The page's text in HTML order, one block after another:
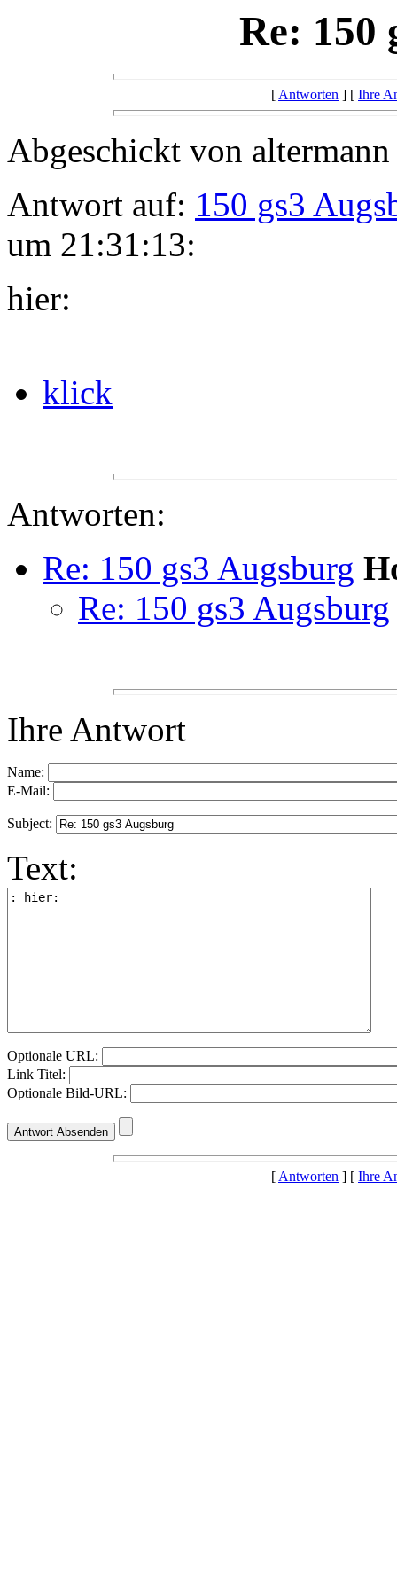
Re: 150
[Antworten ] [ Ihre
Abgeschickt von
Antwort auf: 150 gs3
um 21:31:13:
hier:
klick
Antworten:
Re: 150 gs3 Augsburg
Re: 150 gs3 Augsburg
Ihre Antwort
Name:
E-Mail:
Subject:
Text:
Optionale URL:
Link Titel:
Optionale Bild-URL:
[Antworten ] [ Ihre